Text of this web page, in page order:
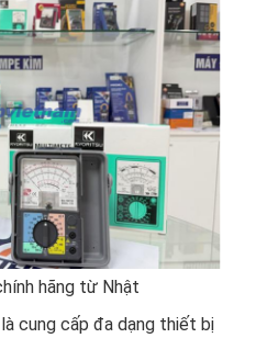
hãng từ Nhật
cung cấp đa dạng thiết bị